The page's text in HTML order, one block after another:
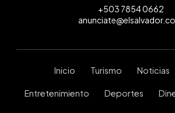
+503 7854 0662
Inicio Turismo Noticias
Entretenimiento Deportes